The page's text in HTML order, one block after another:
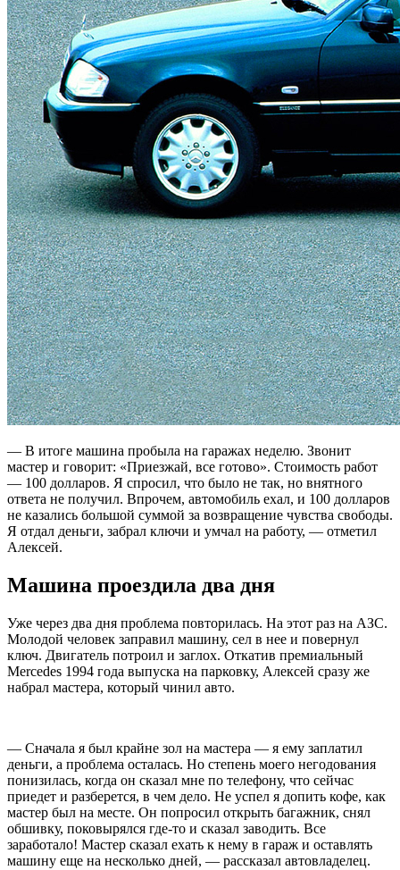
— В итоге машина пробыла на гаражах неделю. Звонит
мастер и говорит: «Приезжай, все готово». Стоимость работ
— 100 долларов. Я спросил, что было не так, но внятного
ответа не получил. Впрочем, автомобиль ехал, и 100 долларов
не казались большой суммой за возвращение чувства свободы.
Я отдал деньги, забрал ключи и умчал на работу, — отметил
Алексей.
Машина проездила два дня
Уже через два дня проблема повторилась. На этот раз на АЗС.
Молодой человек заправил машину, сел в нее и повернул
ключ. Двигатель потроил и заглох. Откатив премиальный
Mercedes 1994 года выпуска на парковку, Алексей сразу же
набрал мастера, который чинил авто.
— Сначала я был крайне зол на мастера — я ему заплатил
деньги, а проблема осталась. Но степень моего негодования
понизилась, когда он сказал мне по телефону, что сейчас
приедет и разберется, в чем дело. Не успел я допить кофе, как
мастер был на месте. Он попросил открыть багажник, снял
обшивку, поковырялся где-то и сказал заводить. Все
заработало! Мастер сказал ехать к нему в гараж и оставлять
машину еще на несколько дней, — рассказал автовладелец.